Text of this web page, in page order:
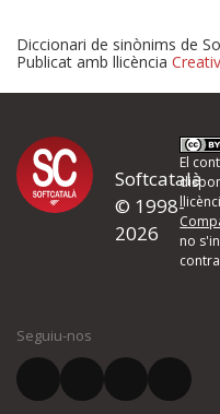
d'errors
Si heu trobat un error o
quina és la millora que
El vostre correu
Diccionari de sinònims de
Publicat amb llicència
Softcatalà
© 1998-
2026
El
no
Seguiu-nos